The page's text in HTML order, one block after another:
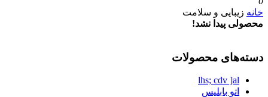
خانه زیبایی و سلامت
محصولی پیدا نشد!
دسته‌های محصولات
lhs; cdv ]al
اتو بابلیس